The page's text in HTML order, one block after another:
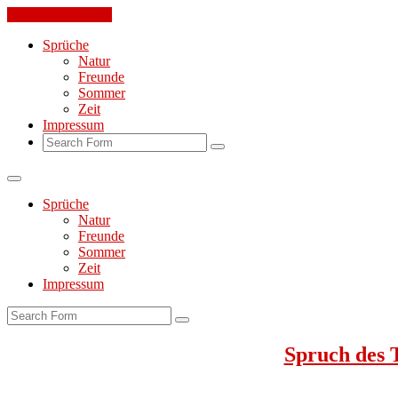
Sprüche
Natur
Freunde
Sommer
Zeit
Impressum
Search
Sprüche
Natur
Freunde
Sommer
Zeit
Impressum
Search
Spruch des